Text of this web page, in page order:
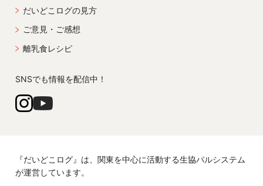
だいどこログの見方
ご意見・ご感想
離乳食レシピ
SNSでも情報を配信中！
『だいどこログ』は、関東を中心に活動する生協パルシステム
が運営しています。